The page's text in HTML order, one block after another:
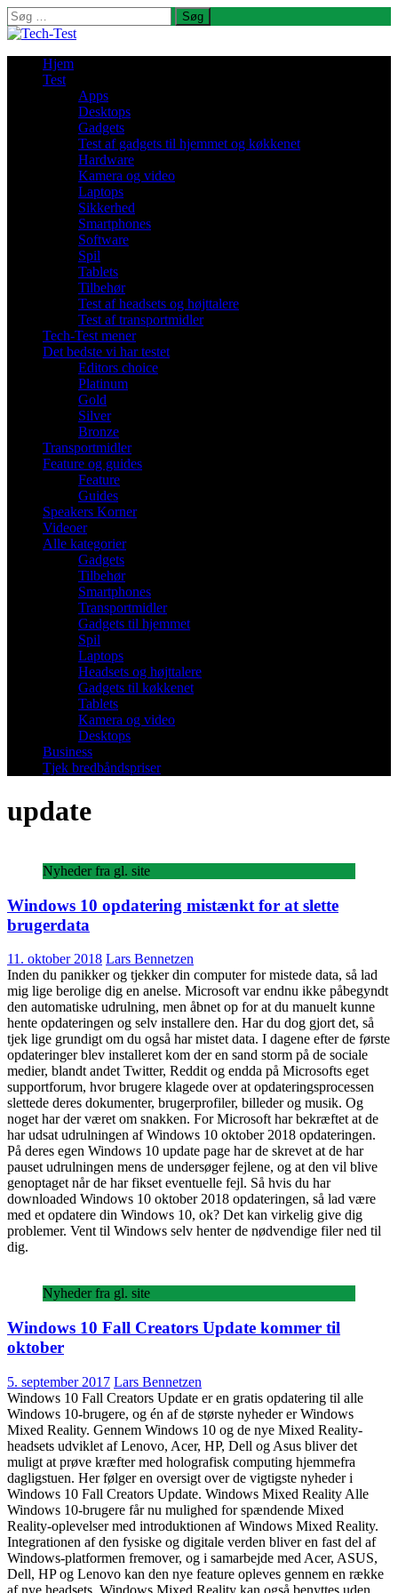
Søg
efter:
Hjem
Test
Apps
Desktops
Gadgets
Test af gadgets til hjemmet og køkkenet
Hardware
Kamera og video
Laptops
Sikkerhed
Smartphones
Software
Spil
Tablets
Tilbehør
Test af headsets og højttalere
Test af transportmidler
Tech-Test mener
Det bedste vi har testet
Editors choice
Platinum
Gold
Silver
Bronze
Transportmidler
Feature og guides
Feature
Guides
Speakers Korner
Videoer
Alle kategorier
Gadgets
Tilbehør
Smartphones
Transportmidler
Gadgets til hjemmet
Spil
Laptops
Headsets og højttalere
Gadgets til køkkenet
Tablets
Kamera og video
Desktops
Business
Tjek bredbåndspriser
update
Nyheder fra gl. site
Windows 10 opdatering mistænkt for at slette
brugerdata
11. oktober 2018 Lars Bennetzen
Inden du panikker og tjekker din computer for mistede data, så lad
mig lige berolige dig en anelse. Microsoft var endnu ikke påbegyndt
den automatiske udrulning, men åbnet op for at du manuelt kunne
hente opdateringen og selv installere den. Har du dog gjort det, så
tjek lige grundigt om du også har mistet data. I dagene efter de første
opdateringer blev installeret kom der en sand storm på de sociale
medier, blandt andet Twitter, Reddit og endda på Microsofts eget
supportforum, hvor brugere klagede over at opdateringsprocessen
slettede deres dokumenter, brugerprofiler, billeder og musik. Og
noget har der været om snakken. For Microsoft har bekræftet at de
har udsat udrulningen af Windows 10 oktober 2018 opdateringen.
På deres egen Windows 10 update page har de skrevet at de har
pauset udrulningen mens de undersøger fejlene, og at den vil blive
genoptaget når de har fikset eventuelle fejl. Så hvis du har
downloaded Windows 10 oktober 2018 opdateringen, så lad være
med et opdatere din Windows 10, ok? Det kan virkelig give dig
problemer. Vent til Windows selv henter de nødvendige filer ned til
dig.
Nyheder fra gl. site
Windows 10 Fall Creators Update kommer til
oktober
5. september 2017 Lars Bennetzen
Windows 10 Fall Creators Update er en gratis opdatering til alle
Windows 10-brugere, og én af de største nyheder er Windows
Mixed Reality. Gennem Windows 10 og de nye Mixed Reality-
headsets udviklet af Lenovo, Acer, HP, Dell og Asus bliver det
muligt at prøve kræfter med holografisk computing hjemmefra
dagligstuen. Her følger en oversigt over de vigtigste nyheder i
Windows 10 Fall Creators Update. Windows Mixed Reality Alle
Windows 10-brugere får nu mulighed for spændende Mixed
Reality-oplevelser med introduktionen af Windows Mixed Reality.
Integrationen af den fysiske og digitale verden bliver en fast del af
Windows-platformen fremover, og i samarbejde med Acer, ASUS,
Dell, HP og Lenovo kan den nye feature opleves gennem en række
af nye headsets. Windows Mixed Reality kan også benyttes uden